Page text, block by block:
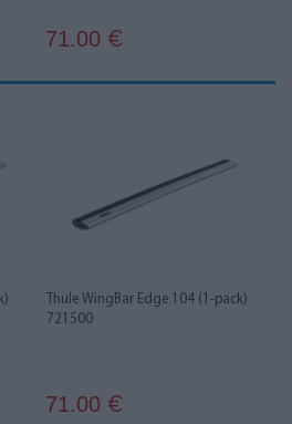
71.00 €
Thule WingBar Edge 104 (1-pack)
721500
71.00 €